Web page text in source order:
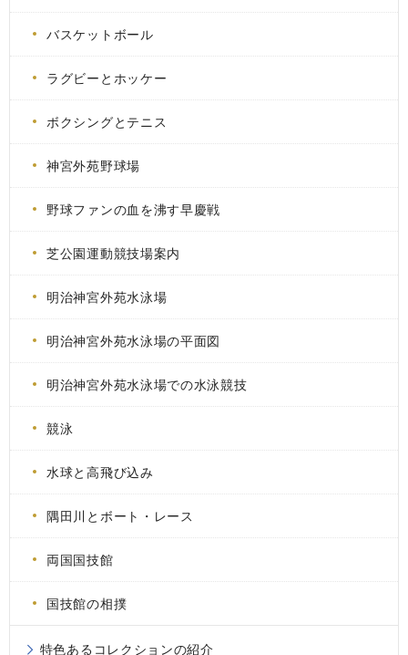
バスケットボール
ラグビーとホッケー
ボクシングとテニス
神宮外苑野球場
野球ファンの血を沸す早慶戦
芝公園運動競技場案内
明治神宮外苑水泳場
明治神宮外苑水泳場の平面図
明治神宮外苑水泳場での水泳競技
競泳
水球と高飛び込み
隅田川とボート・レース
両国国技館
国技館の相撲
特色あるコレクションの紹介